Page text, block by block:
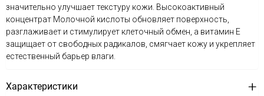
значительно улучшает текстуру кожи. Высокоактивный
концентрат Молочной кислоты обновляет поверхность,
разглаживает и стимулирует клеточный обмен, а витамин Е
защищает от свободных радикалов, смягчает кожу и укрепляет
естественный барьер влаги.
Характеристики